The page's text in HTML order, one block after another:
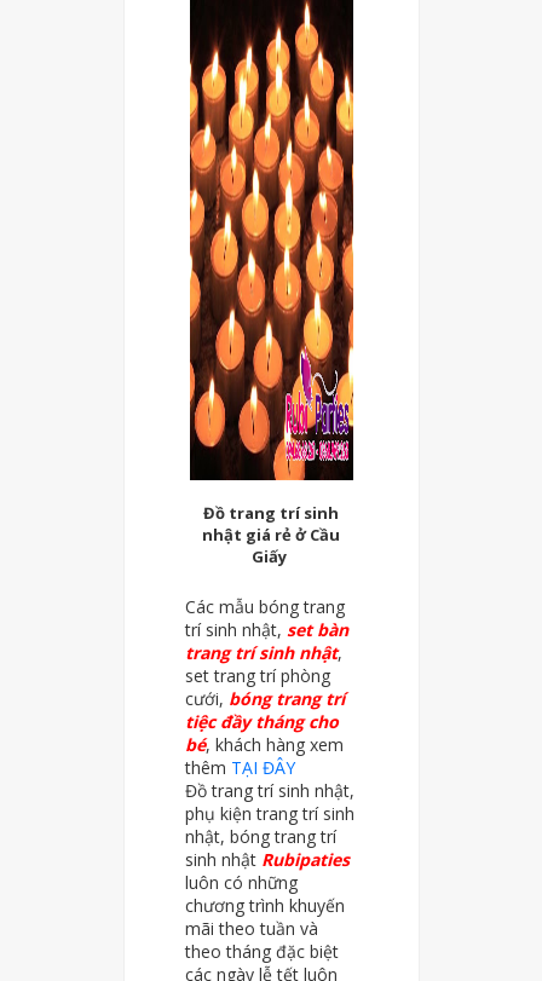
Đồ trang trí sinh
nhật giá rẻ ở Cầu
Giấy
Các mẫu bóng trang
trí sinh nhật, set bàn
trang trí sinh nhật,
set trang trí phòng
cưới, bóng trang trí
tiệc đầy tháng cho
bé, khách hàng xem
thêm TẠI ĐÂY
Đồ trang trí sinh nhật,
phụ kiện trang trí sinh
nhật, bóng trang trí
sinh nhật Rubipaties
luôn có những
chương trình khuyến
mãi theo tuần và
theo tháng đặc biệt
các ngày lễ tết luôn